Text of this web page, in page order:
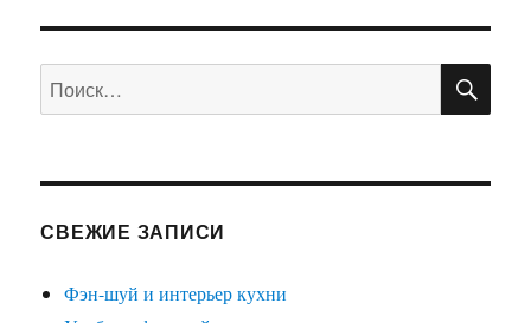
Искать:
СВЕЖИЕ ЗАПИСИ
Фэн-шуй и интерьер кухни